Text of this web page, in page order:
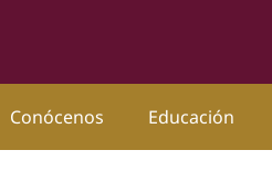
Conócenos Educación